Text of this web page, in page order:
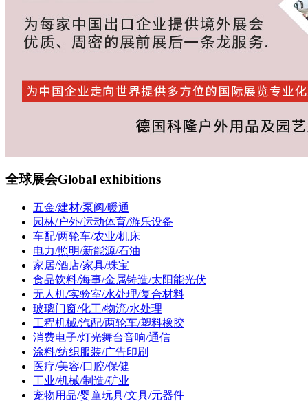
全球展会Global exhibitions
五金/建材/泵阀/暖通
园林/户外/运动体育/游乐设备
车配/两轮车/农业/机床
电力/照明/新能源/石油
家居/酒店/家具/珠宝
食品饮料/海事/金属铸造/太阳能光伏
无人机/实验室/水处理/复合材料
玻璃门窗/化工/物流/水处理
工程机械/汽配/两轮车/塑料橡胶
消费电子/灯光舞台音响/通信
涂料/纺织服装/广告印刷
医疗/美容/口腔/保健
工业/机械/制造/矿业
宠物用品/婴童玩具/文具/元器件